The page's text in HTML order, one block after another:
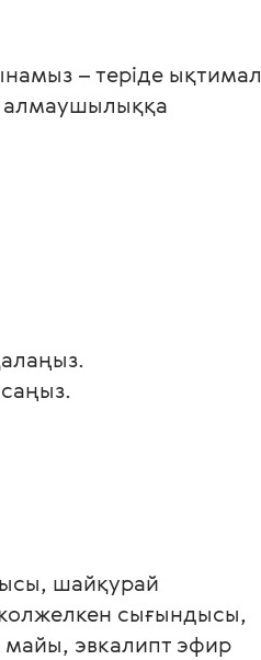
– теріде ықтимал
алмаушылыққа
шайқурай
сығындысы,
эвкалипт эфир